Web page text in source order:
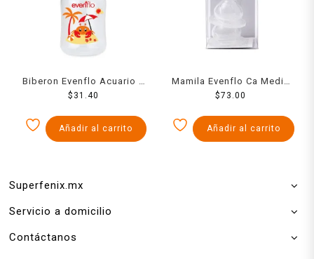
Biberon Evenflo Acuario 4
Oz
$ 31.40
Añadir al carrito
Mamila Evenflo Ca Medio
2 Pack
$73.00
Añadir al carrito
Superfenix.mx
Servicio a domicilio
Contáctanos